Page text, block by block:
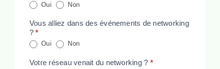
Oui Non
Vous alliez dans des événements de networking
?*
Oui Non
Votre réseau venait du networking ? *